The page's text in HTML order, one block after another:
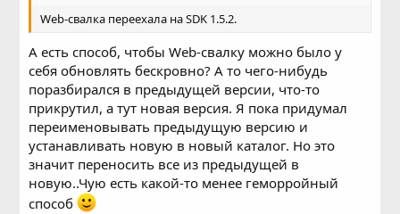
Web-свалка переехала на SDK 1.5.2.
А есть способ, чтобы Web-свалку можно было у
себя обновлять бескровно? А то чего-нибудь
поразбирался в предыдущей версии, что-то
прикрутил, а тут новая версия. Я пока придумал
переименовывать предыдущую версию и
устанавливать новую в новый каталог. Но это
значит переносить все из предыдущей в
новую..Чую есть какой-то менее геморройный
способ